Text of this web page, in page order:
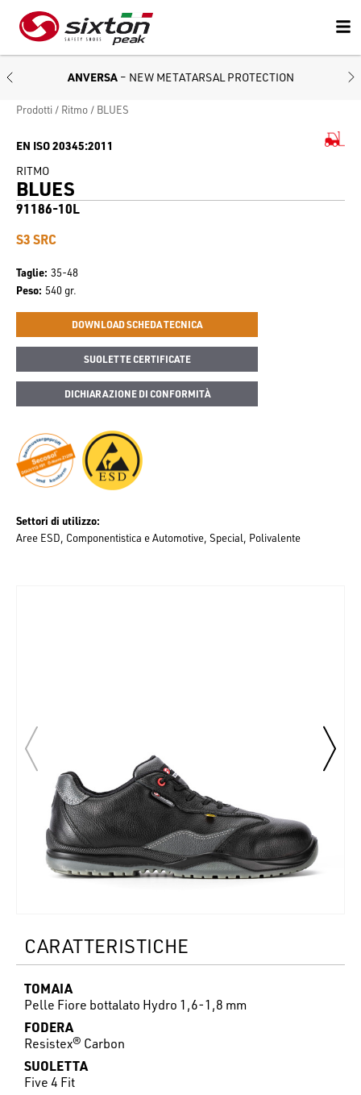
ANVERSA – NEW METATARSAL PROTECTION
Prodotti Ritmo BLUES
EN ISO 20345:2011
RITMO
BLUES
91186-10L
S3 SRC
Taglie 35-48
Peso 540 gr.
DOWNLOAD SCHEDA TECNICA
SUOLETTE CERTIFICATE
DICHIARAZIONE DI CONFORMITÀ
Settori di utilizzo
Aree ESD Componentistica e Automotive Special Polivalente
CARATTERISTICHE
TOMAIA
Pelle Fiore bottalato Hydro 1,6-1,8 mm
FODERA
Resistex® Carbon
SUOLETTA
Five 4 Fit